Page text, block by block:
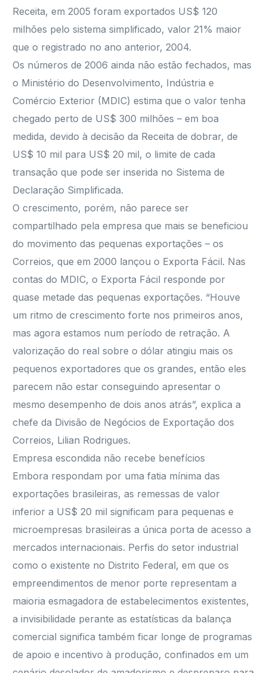
Receita, em 2005 foram exportados US$ 120
milhões pelo sistema simplificado, valor 21% maior
que o registrado no ano anterior, 2004.
Os números de 2006 ainda não estão fechados, mas
o Ministério do Desenvolvimento, Indústria e
Comércio Exterior (MDIC) estima que o valor tenha
chegado perto de US$ 300 milhões – em boa
medida, devido à decisão da Receita de dobrar, de
US$ 10 mil para US$ 20 mil, o limite de cada
transação que pode ser inserida no Sistema de
Declaração Simplificada.
O crescimento, porém, não parece ser
compartilhado pela empresa que mais se beneficiou
do movimento das pequenas exportações – os
Correios, que em 2000 lançou o Exporta Fácil. Nas
contas do MDIC, o Exporta Fácil responde por
quase metade das pequenas exportações. “Houve
um ritmo de crescimento forte nos primeiros anos,
mas agora estamos num período de retração. A
valorização do real sobre o dólar atingiu mais os
pequenos exportadores que os grandes, então eles
parecem não estar conseguindo apresentar o
mesmo desempenho de dois anos atrás”, explica a
chefe da Divisão de Negócios de Exportação dos
Correios, Lilian Rodrigues.
Empresa escondida não recebe benefícios
Embora respondam por uma fatia mínima das
exportações brasileiras, as remessas de valor
inferior a US$ 20 mil significam para pequenas e
microempresas brasileiras a única porta de acesso a
mercados internacionais. Perfis do setor industrial
como o existente no Distrito Federal, em que os
empreendimentos de menor porte representam a
maioria esmagadora de estabelecimentos existentes,
a invisibilidade perante as estatísticas da balança
comercial significa também ficar longe de programas
de apoio e incentivo à produção, confinados em um